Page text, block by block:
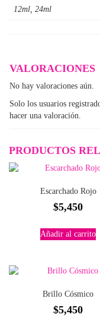
12ml, 24ml
VALORACIONES
No hay valoraciones aún.
Solo los usuarios
hacer una valoración.
PRODUCTOS
Escarchado Rojo
$5,450
Añadir al carrito
Brillo Cósmico
$5,450